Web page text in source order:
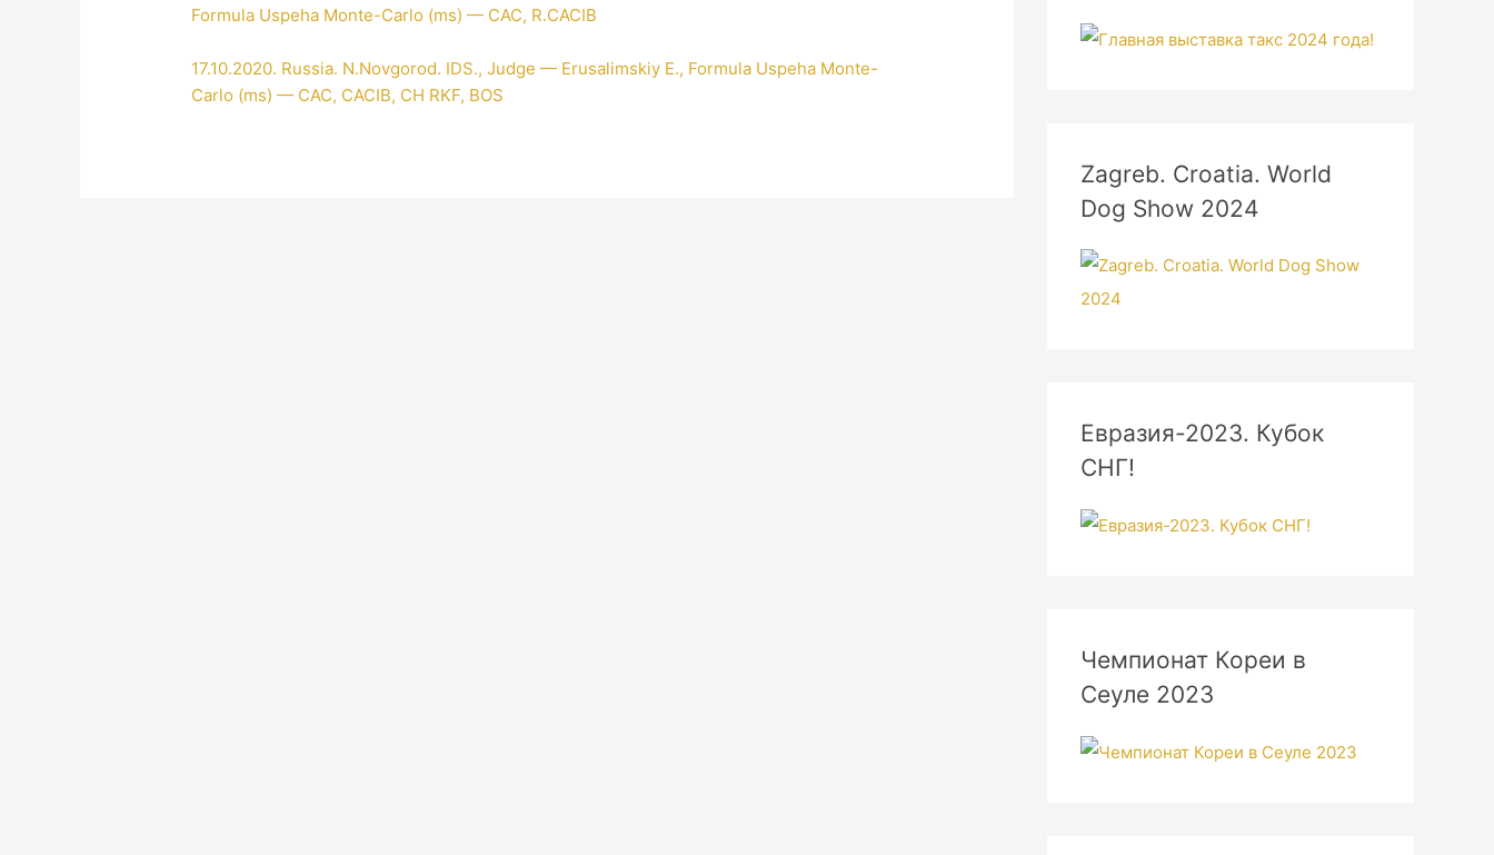
Formula Uspeha Monte-Carlo (ms) — CAC, R.CACIB
17.10.2020. Russia. N.Novgorod. IDS., Judge — Erusalimskiy E., Formula Uspeha Monte-
Carlo (ms) — CAC, CACIB, CH RKF, BOS
Zagreb. Croatia. World
Dog Show 2024
Евразия-2023. Кубок
СНГ!
Чемпионат Кореи в
Сеуле 2023